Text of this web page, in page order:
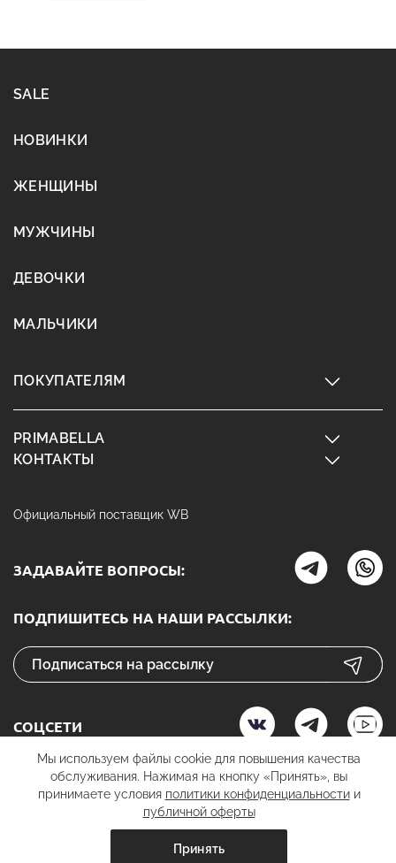
добавить в корзину
SALE
НОВИНКИ
ЖЕНЩИНЫ
МУЖЧИНЫ
ДЕВОЧКИ
МАЛЬЧИКИ
ПОКУПАТЕЛЯМ
PRIMABELLA
КОНТАКТЫ
Официальный поставщик WB
ЗАДАВАЙТЕ ВОПРОСЫ:
ПОДПИШИТЕСЬ НА НАШИ РАССЫЛКИ:
СОЦСЕТИ
К ОПЛАТЕ
Мы используем файлы cookie для повышения качества
обслуживания. Нажимая на кнопку «Принять», вы
принимаете условия политики конфиденциальностии
публичной оферты
Принять